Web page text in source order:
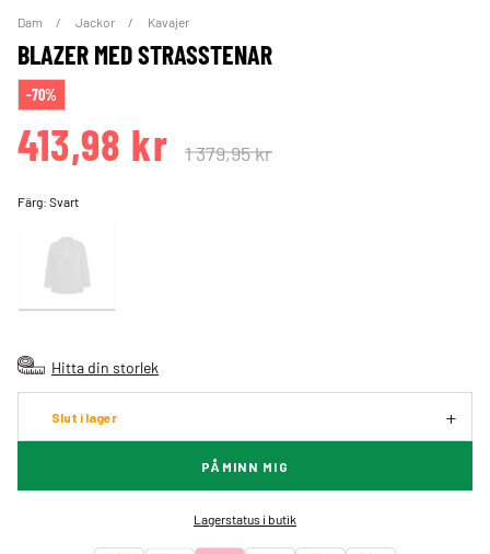
Dam Jackor Kavajer
BLAZER MED STRASSTENAR
-70%
413,98 kr 1 379,95 kr
Färg:Svart
Hitta din storlek
Slut i lager
PÅMINN MIG
Lagerstatus i butik